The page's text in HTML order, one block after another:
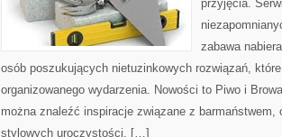
przyjęcia.
zabawa
osób poszukujących nietuzinkowych rozwiązań,
organizowanego wydarzenia. Nowości to Piwo i
można znaleźć inspiracje związane z barmaństwem,
stylowych uroczystości. […]